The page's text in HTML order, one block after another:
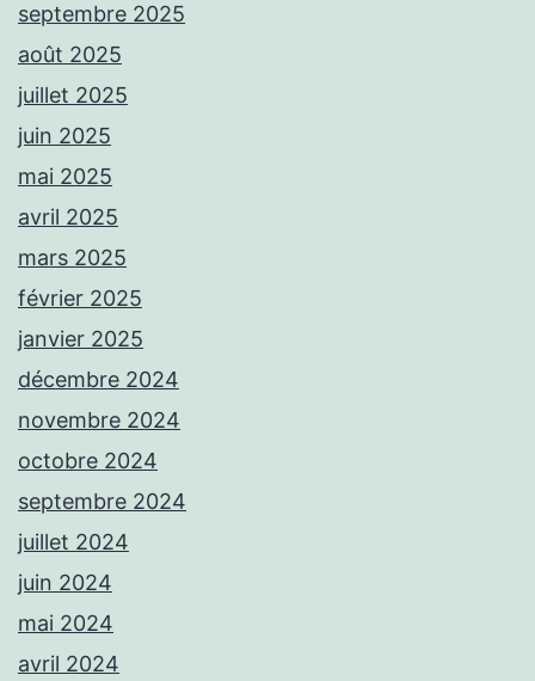
septembre 2025
août 2025
juillet 2025
juin 2025
mai 2025
avril 2025
mars 2025
février 2025
janvier 2025
décembre 2024
novembre 2024
octobre 2024
septembre 2024
juillet 2024
juin 2024
mai 2024
avril 2024